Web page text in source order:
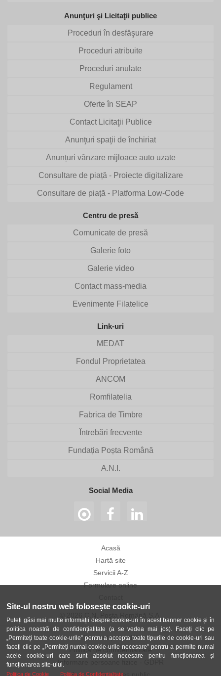
Site-ul nostru web folosește cookie-uri
Puteți găsi mai multe informații despre cookie-uri în acest banner cookie și în
politica noastră de confidențialitate (a se vedea mai jos). Faceți clic pe
„Permiteți toate cookie-urile” pentru a accepta toate tipurile de cookie-uri sau
faceți clic pe „Permiteți numai cookie-urile necesare” pentru a permite numai
acele cookie-uri care sunt absolut necesare pentru funcționarea și
funcționarea site-ului.
Politica de Cookie Politica de Confidentialitate
Anunţuri şi Licitaţii publice
Proceduri în desfăşurare
Proceduri atribuite
Proceduri anulate
Regulament
Oferte în SEAP
Contact Licitaţii Publice
Anunţuri spaţii de închiriat
Anunțuri vânzare mijloace auto uzate
Consultare de piață - Proiecte digitalizare
Consultare de piață - Platforma Low-Code
Centru de presă
Comunicate de presă
Galerie foto
Galerie video
Contact mass-media
Evenimente Filatelice
Link-uri
MEDAT
Fondul Proprietatea
ANCOM
Romfilatelia
Fabrica de Timbre
Întrebări frecvente
Fundația Poșta Română
A.N.I.
Social Media
Acasă
Hartă site
Servicii A-Z
Formulare online
Termeni și condiții
Politica de confidențialitate
Informare persoane fizice - GDPR